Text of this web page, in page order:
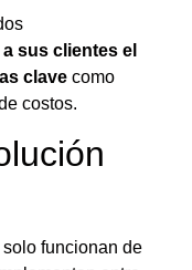
sus clientes el
clave como
costos.
funcionan de